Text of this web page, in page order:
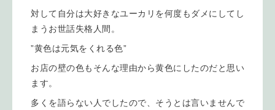
対して自分は大好きなユーカリを何度もダメにしてし
まうお世話失格人間。
”黄色は元気をくれる色”
お店の壁の色もそんな理由から黄色にしたのだと思い
ます。
多くを語らない人でしたので、そうとは言いませんで